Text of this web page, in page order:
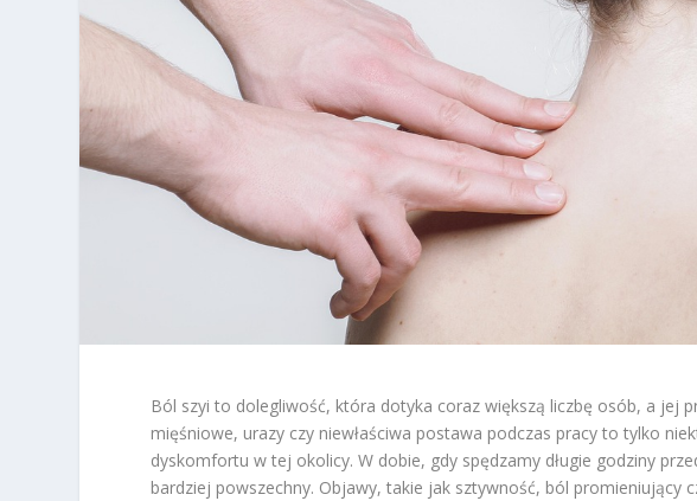
Ból szyi to dolegliwość, która dotyka coraz większą liczbę osób, a jej
mięśniowe, urazy czy niewłaściwa postawa podczas pracy to tylko
dyskomfortu w tej okolicy. W dobie, gdy spędzamy długie godziny
bardziej powszechny. Objawy, takie jak sztywność, ból promieniujący